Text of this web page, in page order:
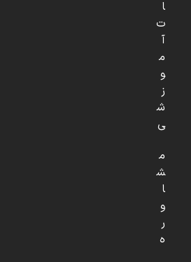
ا
ت
آ
م
و
ز
ش
ی
م
ش
ا
و
ر
ه